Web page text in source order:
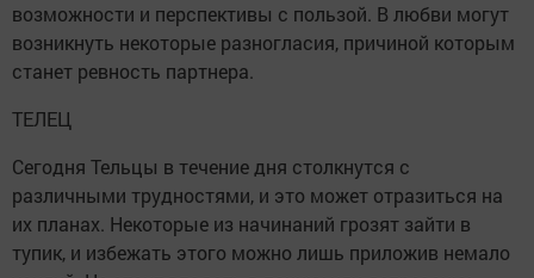
возможности и перспективы с пользой. В любви могут
возникнуть некоторые разногласия, причиной которым
станет ревность партнера.
ТЕЛЕЦ
Сегодня Тельцы в течение дня столкнутся с
различными трудностями, и это может отразиться на
их планах. Некоторые из начинаний грозят зайти в
тупик, и избежать этого можно лишь приложив немало